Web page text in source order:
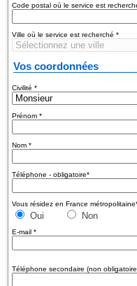
Code postal où le service est
Ville où le service est recherché*
Vos coordonnées
Civilité*
Prénom*
Nom*
Téléphone - obligatoire*
Vous résidez en France métropolitaine
Oui Non
E-mail*
Téléphone secondaire (non